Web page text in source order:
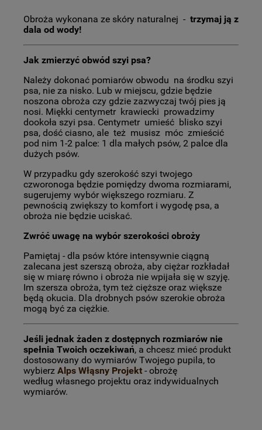
Obroża wykonana ze skóry naturalnej - trzymaj ją z
dala od wody!
Jak zmierzyć obwód szyi psa?
Należy dokonać pomiarów obwodu na środku szyi
psa, nie za nisko. Lub w miejscu, gdzie będzie
noszona obroża czy gdzie zazwyczaj twój pies ją
nosi. Miękki centymetr krawiecki prowadzimy
dookoła szyi psa. Centymetr umieść blisko szyi
psa, dość ciasno, ale też musisz móc zmieścić
pod nim 1-2 palce: 1 dla małych psów, 2 palce dla
dużych psów.
W przypadku gdy szerokość szyi twojego
czworonoga będzie pomiędzy dwoma rozmiarami,
sugerujemy wybór większego rozmiaru. Z
pewnością zwiększy to komfort i wygodę psa, a
obroża nie będzie uciskać.
Zwróć uwagę na wybór szerokości obroży
Pamiętaj - dla psów które intensywnie ciągną
zalecana jest szerszą obroża, aby ciężar rozkładał
się w miarę równo i obroża nie wpijała się w szyję.
Im szersza obroża, tym też cięższe oraz większe
będą okucia. Dla drobnych psów szerokie obroża
mogą być za ciężkie.
Jeśli jednak żaden z dostępnych rozmiarów nie
spełnia Twoich oczekiwań, a chcesz mieć produkt
dostosowany do wymiarów Twojego pupila, to
wybierz Alps Włąsny Projekt - obrożę
według własnego projektu oraz indywidualnych
wymiarów.